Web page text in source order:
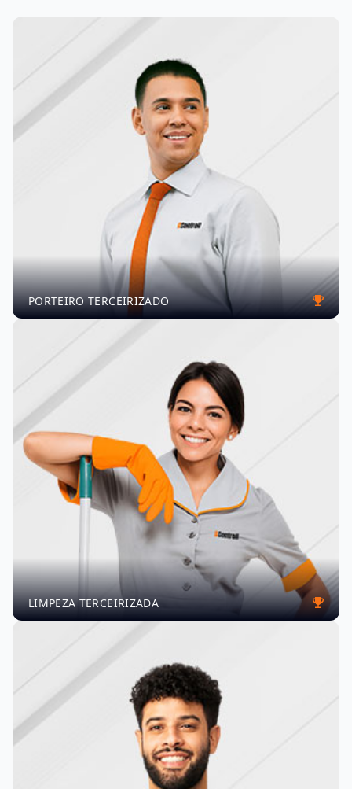
PORTEIRO TERCEIRIZADO
LIMPEZA TERCEIRIZADA